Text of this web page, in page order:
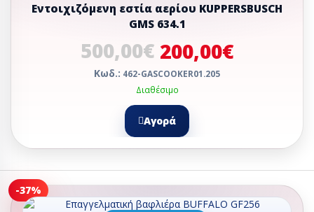
Εντοιχιζόμενη εστία αερίου KUPPERSBUSCH
GMS 634.1
500,00€ 200,00€
Κωδ.: 462-GASCOOKER01.205
Διαθέσιμο
Αγορά
-37%